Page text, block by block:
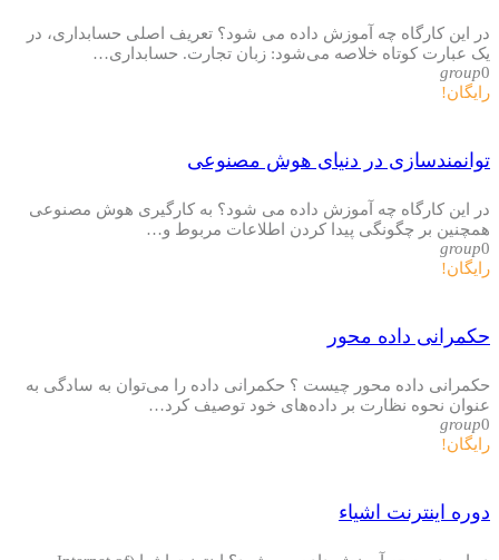
در این کارگاه چه آموزش داده می شود؟ تعریف اصلی حسابداری، در
یک عبارت کوتاه خلاصه می‌شود: زبان تجارت. حسابداری…
group0
رایگان!
توانمندسازی در دنیای هوش مصنوعی
در این کارگاه چه آموزش داده می شود؟ به کارگیری هوش مصنوعی
همچنین بر چگونگی پیدا کردن اطلاعات مربوط و…
group0
رایگان!
حکمرانی داده محور
حکمرانی داده محور چیست ؟ حکمرانی داده را می‌توان به سادگی به
عنوان نحوه نظارت بر داده‌های خود توصیف کرد…
group0
رایگان!
دوره اینترنت اشیاء